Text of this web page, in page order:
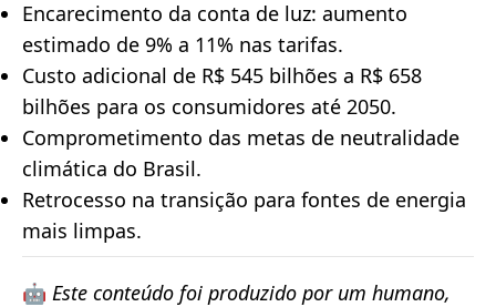
Encarecimento da conta de luz: aumento
estimado de 9% a 11% nas tarifas.
Custo adicional de R$ 545 bilhões a R$ 658
bilhões para os consumidores até 2050.
Comprometimento das metas de neutralidade
climática do Brasil.
Retrocesso na transição para fontes de energia
mais limpas.
🤖 Este conteúdo foi produzido por um humano,